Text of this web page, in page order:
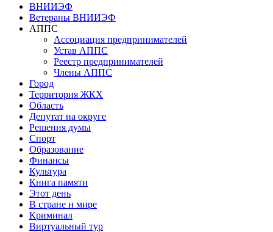
ВНИИЭФ
Ветераны ВНИИЭФ
АППС
Ассоциация предпринимателей
Устав АППС
Реестр предпринимателей
Члены АППС
Город
Территория ЖКХ
Область
Депутат на округе
Решения думы
Спорт
Образование
Финансы
Культура
Книга памяти
Этот день
В стране и мире
Криминал
Виртуальный тур